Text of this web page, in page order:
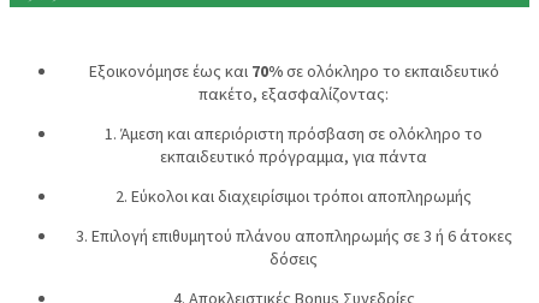
Εξοικονόμησε έως και 70%σε ολόκληρο το εκπαιδευτικό
πακέτο, εξασφαλίζοντας:
1. Άμεση και απεριόριστη πρόσβαση σε ολόκληρο το
εκπαιδευτικό πρόγραμμα, για πάντα
2. Εύκολοι και διαχειρίσιμοι τρόποι αποπληρωμής
3. Επιλογή επιθυμητού πλάνου αποπληρωμής σε 3 ή 6 άτοκες
δόσεις